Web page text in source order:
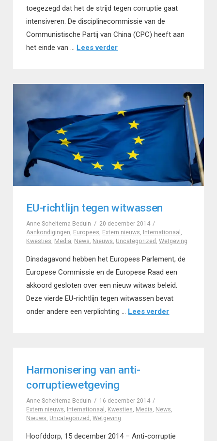
toegezegd dat het de strijd tegen corruptie gaat
intensiveren. De disciplinecommissie van de
Communistische Partij van China (CPC) heeft aan
het einde van … Lees verder
EU-richtlijn tegen witwassen
Anne Scheltema Beduin
20 december 2014
Aankondigingen, Europees, Extern nieuws, Internationaal ,
Kwesties, Media, News, Nieuws, Uncategorized ,Wetgeving
Dinsdagavond hebben het Europees Parlement, de
Europese Commissie en de Europese Raad een
akkoord gesloten over een nieuw witwas beleid.
Deze vierde EU-richtlijn tegen witwassen bevat
onder andere een verplichting … Lees verder
Harmonisering van anti-
corruptiewetgeving
Anne Scheltema Beduin
16 december 2014
Extern nieuws, Internationaal , Kwesties, Media, News,
Nieuws, Uncategorized ,Wetgeving
Hoofddorp, 15 december 2014 – Anti-corruptie